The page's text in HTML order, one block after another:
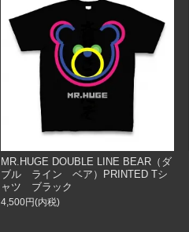
MR.HUGE DOUBLE LINE BEAR（ダ
ブル ライン ベア）PRINTED Tシ
ャツ ブラック
4,500円(内税)